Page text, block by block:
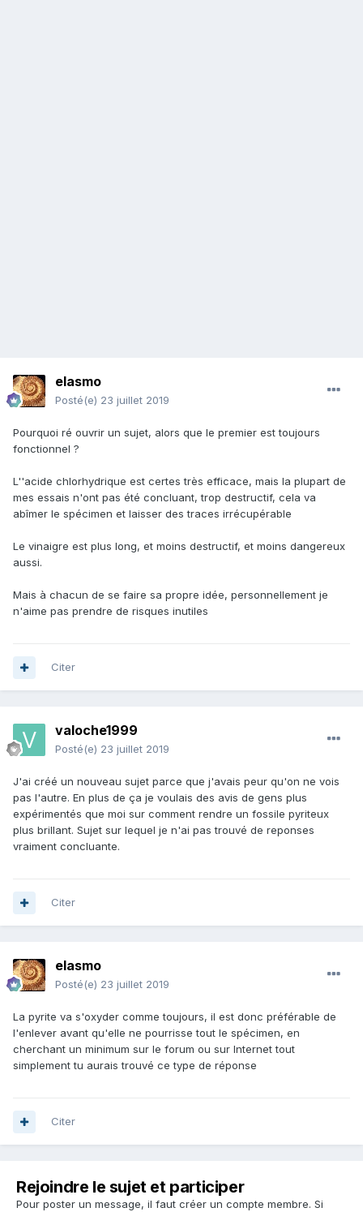
elasmo
Posté(e) 23 juillet 2019
Pourquoi ré ouvrir un sujet, alors que le premier est toujours
fonctionnel ?
L''acide chlorhydrique est certes très efficace, mais la plupart de
mes essais n'ont pas été concluant, trop destructif, cela va
abîmer le spécimen et laisser des traces irrécupérable
Le vinaigre est plus long, et moins destructif, et moins dangereux
aussi.
Mais à chacun de se faire sa propre idée, personnellement je
n'aime pas prendre de risques inutiles
Citer
valoche1999
Posté(e) 23 juillet 2019
J'ai créé un nouveau sujet parce que j'avais peur qu'on ne vois
pas l'autre. En plus de ça je voulais des avis de gens plus
expérimentés que moi sur comment rendre un fossile pyriteux
plus brillant. Sujet sur lequel je n'ai pas trouvé de reponses
vraiment concluante.
Citer
elasmo
Posté(e) 23 juillet 2019
La pyrite va s'oxyder comme toujours, il est donc préférable de
l'enlever avant qu'elle ne pourrisse tout le spécimen, en
cherchant un minimum sur le forum ou sur Internet tout
simplement tu aurais trouvé ce type de réponse
Citer
Rejoindre le sujet et participer
Pour poster un message, il faut créer un compte membre. Si